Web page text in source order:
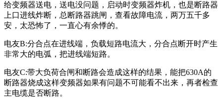
给变频器送电，送电没问题，启动时变频器炸机，也是断路器
上口进线炸断，总断路器跳闸，查看故障电流，两万五千多
安，太恐怖了，一直心有余悸的。
电友B:分合点在进线端，负载短路电流大，分合点断开时产生
非常大的电弧，把进线端短路。
电友C:带大负荷合闸和断路会造成这样的结果，能把630A的
断路器烧成这样变频器如果有问题不可能看不出来，再者检查
主电缆是否断路。